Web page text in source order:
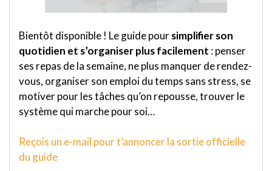
Bientôt disponible ! Le guide poursimplifier son
quotidien et s’organiser plus facilement : penser
ses repas de la semaine, ne plus manquer de rendez-
vous, organiser son emploi du temps sans stress, se
motiver pour les tâches qu’on repousse, trouver le
système qui marche pour soi…
Reçois un e-mail pour t’annoncer la sortie officielle
du guide